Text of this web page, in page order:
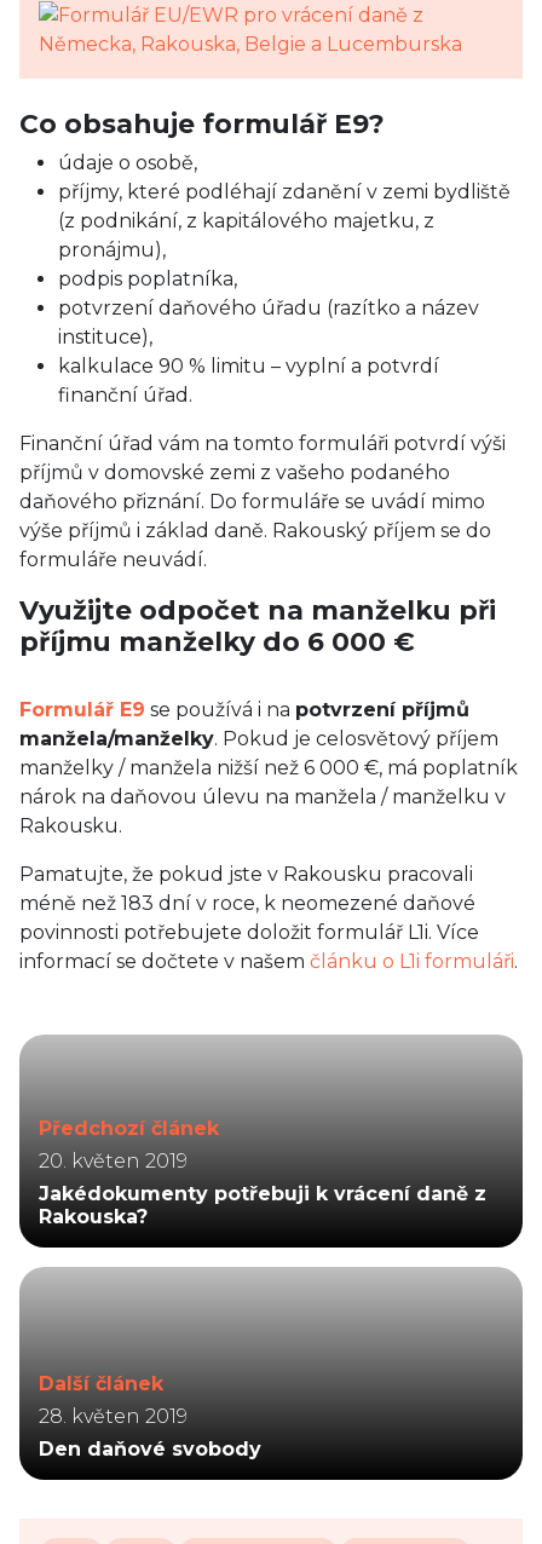
Co obsahuje formulář E9?
údaje o osobě,
příjmy, které podléhají zdanění v zemi bydliště
(z podnikání, z kapitálového majetku, z
pronájmu),
podpis poplatníka,
potvrzení daňového úřadu (razítko a název
instituce),
kalkulace 90 % limitu – vyplní a potvrdí
finanční úřad.
Finanční úřad vám na tomto formuláři potvrdí výši
příjmů v domovské zemi z vašeho podaného
daňového přiznání. Do formuláře se uvádí mimo
výše příjmů i základ daně. Rakouský příjem se do
formuláře neuvádí.
Využijte odpočet na manželku při
příjmu manželky do 6 000 €
Formulář E9 se používá i na potvrzení příjmů
manžela/manželky. Pokud je celosvětový příjem
manželky / manžela nižší než 6 000 €, má poplatník
nárok na daňovou úlevu na manžela / manželku v
Rakousku.
Pamatujte, že pokud jste v Rakousku pracovali
méně než 183 dní v roce, k neomezené daňové
povinnosti potřebujete doložit formulář L1i. Více
informací se dočtete v našem článku o L1i formuláři.
Předchozí článek
20. květen 2019
Jakédokumenty potřebuji k vrácení daně z
Rakouska?
Další článek
28. květen 2019
Den daňové svobody